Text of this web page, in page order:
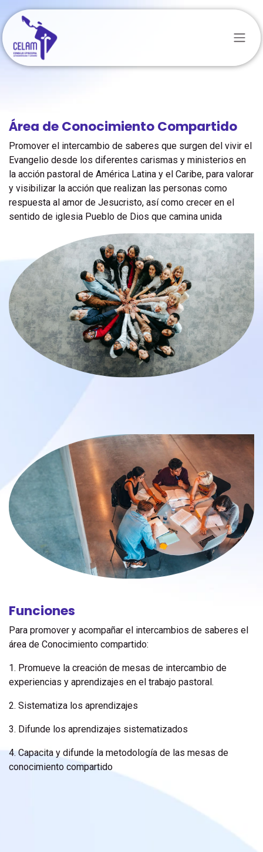
Ir al contenido
Área de Conocimiento Compartido
Promover el intercambio de saberes que surgen del vivir el
Evangelio desde los diferentes carismas y ministerios en
la acción pastoral de América Latina y el Caribe, para valorar
y visibilizar la acción que realizan las personas como
respuesta al amor de Jesucristo, así como crecer en el
sentido de iglesia Pueblo de Dios que camina unida
Funciones
Para promover y acompañar el intercambios de saberes el
área de Conocimiento compartido:
1. Promueve la creación de mesas de intercambio de
experiencias y aprendizajes en el trabajo pastoral.
2. Sistematiza los aprendizajes
3. Difunde los aprendizajes sistematizados
4. Capacita y difunde la metodología de las mesas de
conocimiento compartido